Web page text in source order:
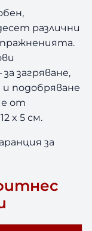
различни
загряване,
подобряване
е от
x 5 см.
за